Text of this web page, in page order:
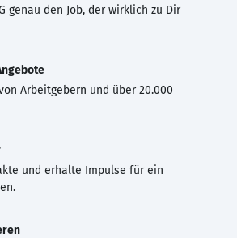
genau den Job, der wirklich zu Dir
Arbeitgebern und über 20.000
und erhalte Impulse für ein